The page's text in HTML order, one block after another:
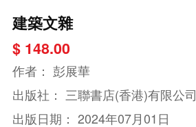
建築文雜
$ 148.00
作者： 彭展華
出版社： 三聯書店(香港)有限公司
出版日期： 2024年07月01日